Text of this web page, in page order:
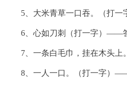
5、大米青草一口吞。（打一
6、心如刀刺（打一字）——
7、一条白毛巾，挂在木头上
8、一人一口。（打一字）